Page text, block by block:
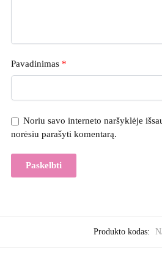
Pavadinimas *
Noriu savo interneto naršyklėje
norėsiu parašyti komentarą.
Produkto kodas: